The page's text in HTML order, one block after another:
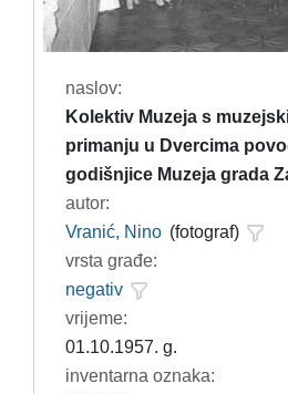
naslov:
Kolektiv Muzeja s
primanju u Dvercima
godišnjice Muzeja grada
autor:
Vranić, Nino (fotograf)
vrsta građe:
negativ
vrijeme:
01.10.1957. g.
inventarna oznaka: